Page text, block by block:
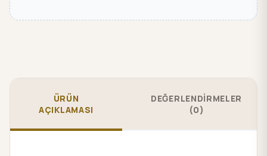
ÜRÜN
AÇIKLAMASI
DEĞERLENDİRMELER
(0)